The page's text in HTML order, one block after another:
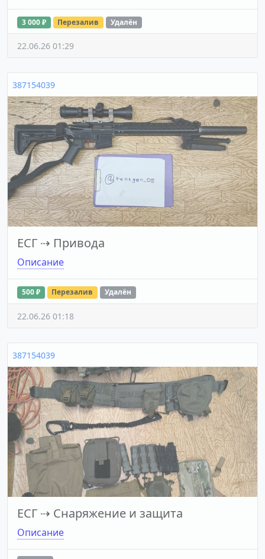
3 000 ₽ Перезалив Удалён
22.06.26 01:29
387154039
ЕСГ ⇢ Привода
Описание
500 ₽ Перезалив Удалён
22.06.26 01:18
387154039
ЕСГ ⇢ Снаряжение и защита
Описание